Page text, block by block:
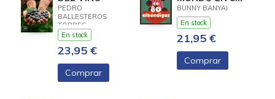
PEDRO
BALLESTEROS
TORRES
En stock
23,95 €
Comprar
ALBONDIGAS
BUNNY BANYAI
En stock
21,95 €
Comprar